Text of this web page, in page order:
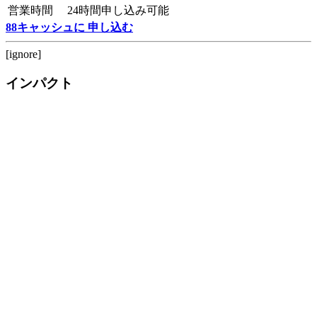
営業時間
24時間申し込み可能
88キャッシュに 申し込む
[ignore]
インパクト